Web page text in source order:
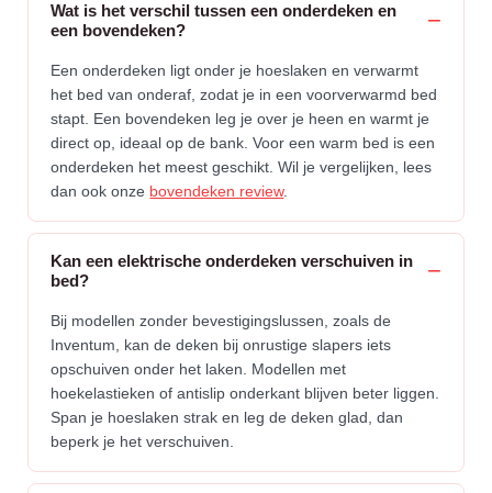
Wat is het verschil tussen een onderdeken en
een bovendeken?
Een onderdeken ligt onder je hoeslaken en verwarmt
het bed van onderaf, zodat je in een voorverwarmd bed
stapt. Een bovendeken leg je over je heen en warmt je
direct op, ideaal op de bank. Voor een warm bed is een
onderdeken het meest geschikt. Wil je vergelijken, lees
dan ook onze bovendeken review.
Kan een elektrische onderdeken verschuiven in
bed?
Bij modellen zonder bevestigingslussen, zoals de
Inventum, kan de deken bij onrustige slapers iets
opschuiven onder het laken. Modellen met
hoekelastieken of antislip onderkant blijven beter liggen.
Span je hoeslaken strak en leg de deken glad, dan
beperk je het verschuiven.